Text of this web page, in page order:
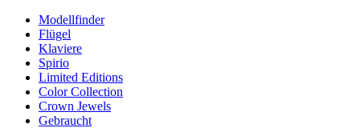
Modellfinder
Flügel
Klaviere
Spirio
Limited Editions
Color Collection
Crown Jewels
Gebraucht